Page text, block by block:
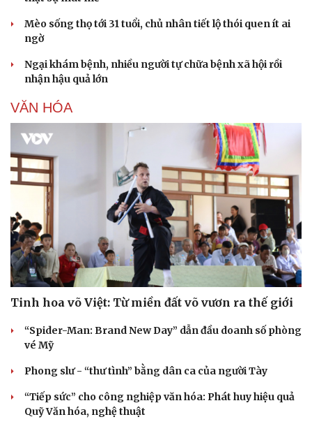
Cải chính
Mèo sống thọ tới 31 tuổi, chủ nhân tiết lộ thói quen ít ai
ngờ
Ngại khám bệnh, nhiều người tự chữa bệnh xã hội rồi
nhận hậu quả lớn
VĂN HÓA
Tinh hoa võ Việt: Từ miền đất võ vươn ra thế giới
“Spider-Man: Brand New Day” dẫn đầu doanh số phòng
vé Mỹ
Phong slư - “thư tình” bằng dân ca của người Tày
“Tiếp sức” cho công nghiệp văn hóa: Phát huy hiệu quả
Quỹ Văn hóa, nghệ thuật